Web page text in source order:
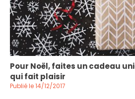
Pour Noël, faites un cadeau
qui fait plaisir
Publié le 14/12/2017